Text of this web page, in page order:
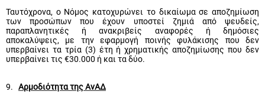
Ταυτόχρονα, ο Νόμος κατοχυρώνει το δικαίωμα σε αποζημίωση
των προσώπων που έχουν υποστεί ζημιά από ψευδείς,
παραπλανητικές ή ανακριβείς αναφορές ή δημόσιες
αποκαλύψεις, με την εφαρμογή ποινής φυλάκισης που δεν
υπερβαίνει τα τρία (3) έτη ή χρηματικής αποζημίωσης που δεν
υπερβαίνει τις €30.000 ή και τα δύο.
9. Αρμοδιότητα της ΑνΑΔ